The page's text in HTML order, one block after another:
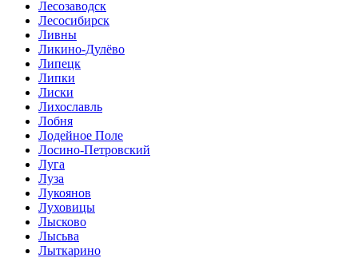
Лесозаводск
Лесосибирск
Ливны
Ликино-Дулёво
Липецк
Липки
Лиски
Лихославль
Лобня
Лодейное Поле
Лосино-Петровский
Луга
Луза
Лукоянов
Луховицы
Лысково
Лысьва
Лыткарино